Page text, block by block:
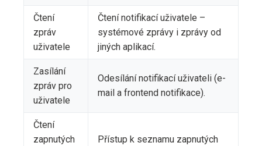
Čtení
zpráv
uživatele
Čtení notifikací uživatele –
systémové zprávy i zprávy od
jiných aplikací.
Zasílání
zpráv pro
uživatele
Odesílání notifikací uživateli (e-
mail a frontend notifikace).
Čtení
zapnutých
Přístup k seznamu zapnutých